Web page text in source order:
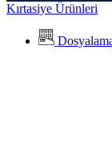
Kırtasiye Ürünleri